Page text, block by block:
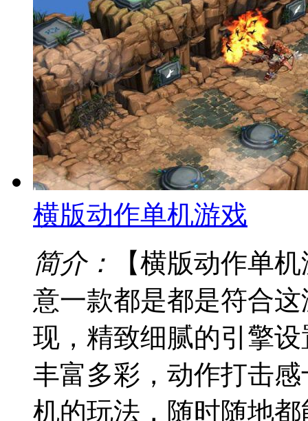
横版动作单机游戏
简介：
【横版动作单
意一款都是都是符合
现，精致细腻的引擎
丰富多彩，动作打击
机的玩法，随时随地